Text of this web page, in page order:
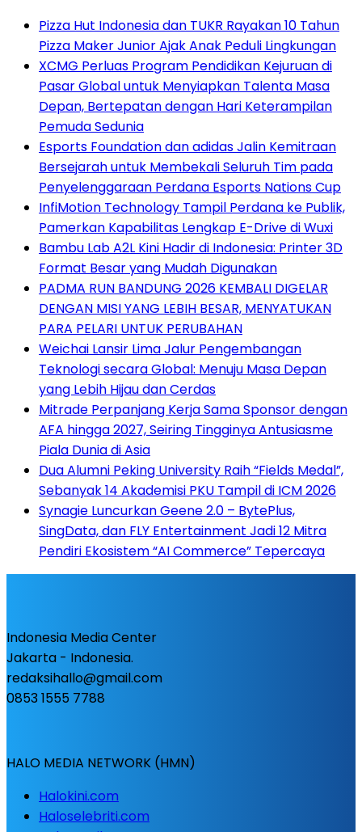
Pizza Hut Indonesia dan TUKR Rayakan 10 Tahun
Pizza Maker Junior Ajak Anak Peduli Lingkungan
XCMG Perluas Program Pendidikan Kejuruan di
Pasar Global untuk Menyiapkan Talenta Masa
Depan, Bertepatan dengan Hari Keterampilan
Pemuda Sedunia
Esports Foundation dan adidas Jalin Kemitraan
Bersejarah untuk Membekali Seluruh Tim pada
Penyelenggaraan Perdana Esports Nations Cup
InfiMotion Technology Tampil Perdana ke Publik,
Pamerkan Kapabilitas Lengkap E-Drive di Wuxi
Bambu Lab A2L Kini Hadir di Indonesia: Printer 3D
Format Besar yang Mudah Digunakan
PADMA RUN BANDUNG 2026 KEMBALI DIGELAR
DENGAN MISI YANG LEBIH BESAR, MENYATUKAN
PARA PELARI UNTUK PERUBAHAN
Weichai Lansir Lima Jalur Pengembangan
Teknologi secara Global: Menuju Masa Depan
yang Lebih Hijau dan Cerdas
Mitrade Perpanjang Kerja Sama Sponsor dengan
AFA hingga 2027, Seiring Tingginya Antusiasme
Piala Dunia di Asia
Dua Alumni Peking University Raih “Fields Medal”,
Sebanyak 14 Akademisi PKU Tampil di ICM 2026
Synagie Luncurkan Geene 2.0 – BytePlus,
SingData, dan FLY Entertainment Jadi 12 Mitra
Pendiri Ekosistem “AI Commerce” Tepercaya
Indonesia Media Center
Jakarta - Indonesia.
redaksihallo@gmail.com
0853 1555 7788
HALO MEDIA NETWORK (HMN)
Halokini.com
Haloselebriti.com